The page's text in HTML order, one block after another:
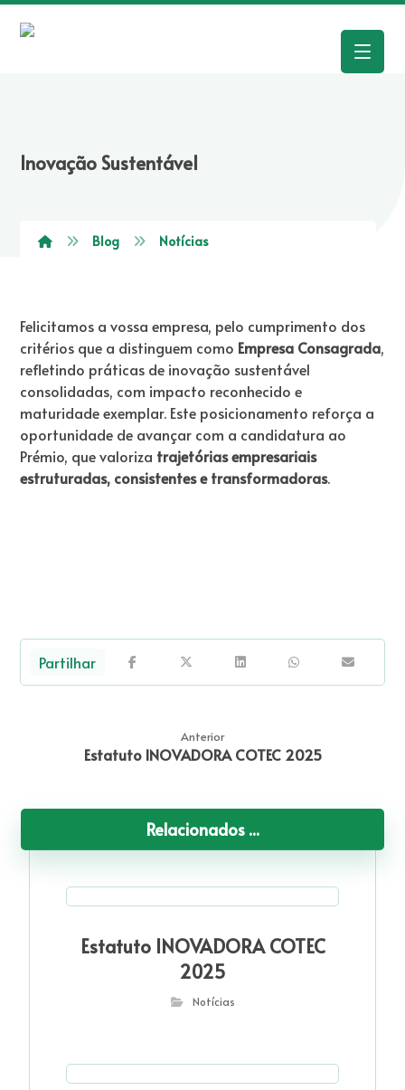
Inovação Sustentável
Blog Notícias
Felicitamos a vossa empresa, pelo cumprimento dos
critérios que a distinguem como Empresa Consagrada,
refletindo práticas de inovação sustentável
consolidadas, com impacto reconhecido e
maturidade exemplar. Este posicionamento reforça a
oportunidade de avançar com a candidatura ao
Prémio, que valoriza trajetórias empresariais
estruturadas, consistentes e transformadoras.
Anterior
Estatuto INOVADORA COTEC 2025
Relacionados ...
Estatuto INOVADORA COTEC
2025
Notícias